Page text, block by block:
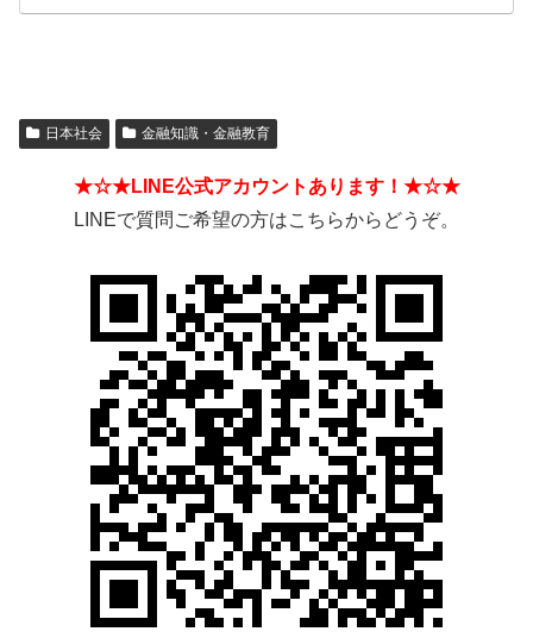
日本社会 金融知識・金融教育
★☆★LINE公式アカウントあります！★☆★
LINEで質問ご希望の方はこちらからどうぞ。